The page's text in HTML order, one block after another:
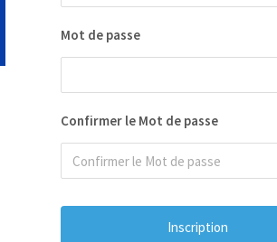
Mot de passe
Confirmer le Mot de passe